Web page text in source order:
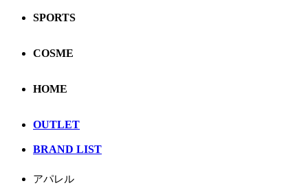
SPORTS
COSME
HOME
OUTLET
BRAND LIST
アパレル